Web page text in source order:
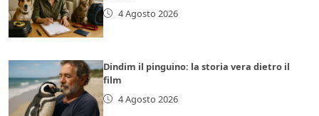
4 Agosto 2026
Dindim il pinguino: la storia vera dietro il
film
4 Agosto 2026